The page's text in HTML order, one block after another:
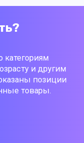
и другим
позиции
товары.